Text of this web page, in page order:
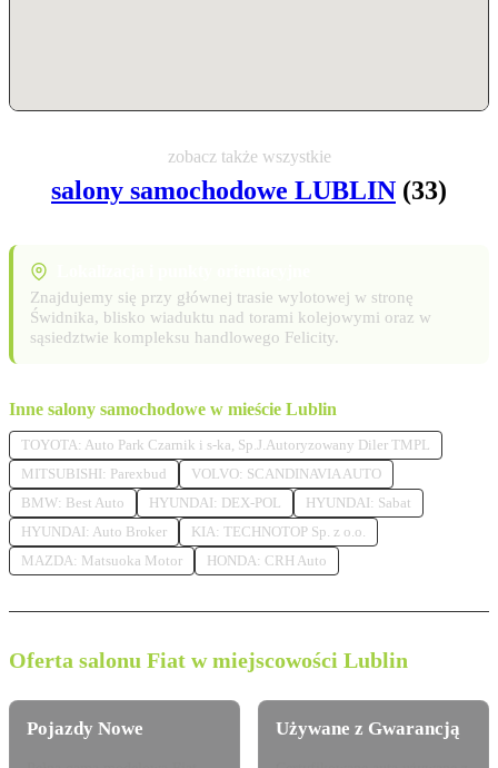
zobacz także wszystkie
salony samochodowe LUBLIN (33)
Znajdujemy się przy głównej trasie wylotowej w stronę
Świdnika, blisko wiaduktu nad torami kolejowymi oraz w
sąsiedztwie kompleksu handlowego Felicity.
Inne salony samochodowe w mieście Lublin
TOYOTA: Auto Park Czarnik i s-ka, Sp.J.Autoryzowany Diler TMPL
MITSUBISHI: Parexbud
VOLVO: SCANDINAVIA AUTO
BMW: Best Auto
HYUNDAI: DEX-POL
HYUNDAI: Sabat
HYUNDAI: Auto Broker
KIA: TECHNOTOP Sp. z o.o.
MAZDA: Matsuoka Motor
HONDA: CRH Auto
Oferta salonu Fiat w miejscowości Lublin
Pojazdy Nowe Używane z Gwarancją